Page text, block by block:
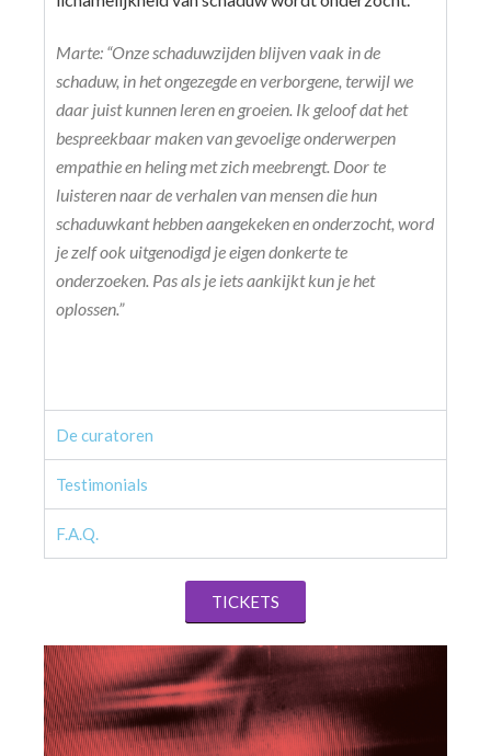
Marte: “Onze schaduwzijden blijven vaak in de
schaduw, in het ongezegde en verborgene, terwijl we
daar juist kunnen leren en groeien. Ik geloof dat het
bespreekbaar maken van gevoelige onderwerpen
empathie en heling met zich meebrengt. Door te
luisteren naar de verhalen van mensen die hun
schaduwkant hebben aangekeken en onderzocht, word
je zelf ook uitgenodigd je eigen donkerte te
onderzoeken. Pas als je iets aankijkt kun je het
oplossen.”
De curatoren
Testimonials
F.A.Q.
TICKETS